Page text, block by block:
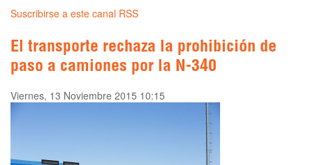
Suscribirse a este canal RSS
El transporte rechaza la prohibición de
paso a camiones por la N-340
Viernes, 13 Noviembre 2015 10:15